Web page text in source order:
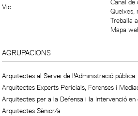
Vic
Canal de
Queixes,
Treballa
Mapa
AGRUPACIONS
Arquitectes al Servei de l'Administració pública
Arquitectes Experts Pericials, Forenses i
Arquitectes per a la Defensa i la Intervenció
Arquitectes Sènior/a